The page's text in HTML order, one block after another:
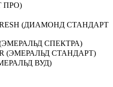
ПРО)
(ДИАМОНД СТАНДАРТ
(ЭМЕРАЛЬД СПЕКТРА)
(ЭМЕРАЛЬД СТАНДАРТ)
ВУД)